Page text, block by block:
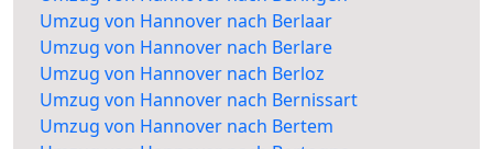
Umzug von Hannover nach Berlaar
Umzug von Hannover nach Berlare
Umzug von Hannover nach Berloz
Umzug von Hannover nach Bernissart
Umzug von Hannover nach Bertem